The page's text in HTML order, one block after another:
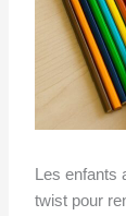
Les enfants
twist pour